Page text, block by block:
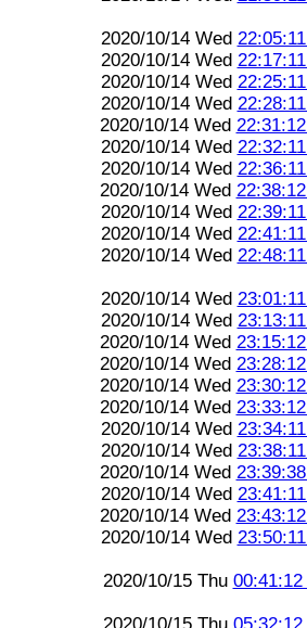
2020/10/14 Wed 22:05:11
2020/10/14 Wed 22:17:11
2020/10/14 Wed 22:25:11
2020/10/14 Wed 22:28:11
2020/10/14 Wed 22:31:12
2020/10/14 Wed 22:32:11
2020/10/14 Wed 22:36:11
2020/10/14 Wed 22:38:12
2020/10/14 Wed 22:39:11
2020/10/14 Wed 22:41:11
2020/10/14 Wed 22:48:11
2020/10/14 Wed 23:01:11
2020/10/14 Wed 23:13:11
2020/10/14 Wed 23:15:12
2020/10/14 Wed 23:28:12
2020/10/14 Wed 23:30:12
2020/10/14 Wed 23:33:12
2020/10/14 Wed 23:34:11
2020/10/14 Wed 23:38:11
2020/10/14 Wed 23:39:38
2020/10/14 Wed 23:41:11
2020/10/14 Wed 23:43:12
2020/10/14 Wed 23:50:11
2020/10/15 Thu 00:41:12